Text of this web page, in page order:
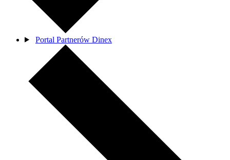
Portal Partnerów Dinex